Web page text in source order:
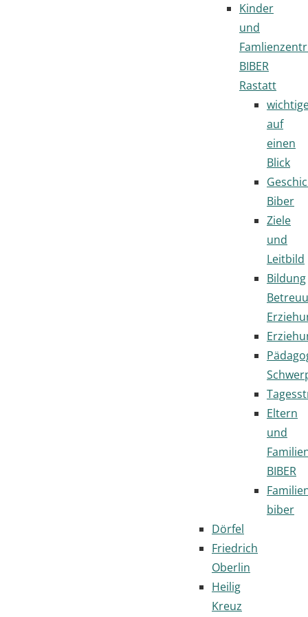
Kinder
und
BIBER
Rastatt
auf
einen
Blick
Biber
Ziele
und
Leitbild
Bildung
Eltern
und
BIBER
biber
Dörfel
Friedrich
Oberlin
Heilig
Kreuz